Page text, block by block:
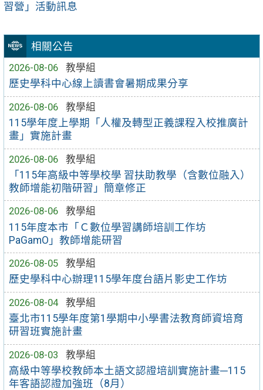
相關公告
2026-08-06
教學組
歷史學科中心線上讀書會暑期成果分享
2026-08-06
教學組
115學年度上學期「人權及轉型正義課程入校推廣計
畫」實施計畫
2026-08-06
教學組
「115年高級中等學校學 習扶助教學（含數位融入）
教師增能初階研習」簡章修正
2026-08-06
教學組
115年度本市「Ｃ數位學習講師培訓工作坊
PaGamO」教師增能研習
2026-08-05
教學組
歷史學科中心辦理115學年度台語片影史工作坊
2026-08-04
教學組
臺北市115學年度第1學期中小學書法教育師資培育
研習班實施計畫
2026-08-03
教學組
高級中等學校教師本土語文認證培訓實施計畫─115
年客語認證加強班（8月）
習營」活動訊息